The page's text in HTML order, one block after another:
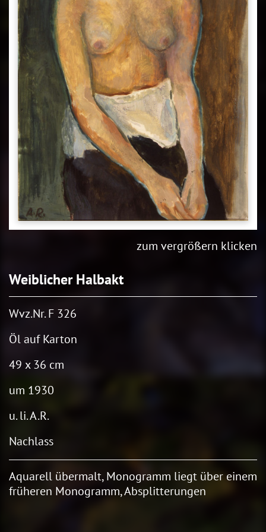
zum vergrößern klicken
Weiblicher Halbakt
Wvz.Nr. F 326
Öl auf Karton
49 x 36 cm
um 1930
u. li. A.R.
Nachlass
Aquarell übermalt, Monogramm liegt über einem
früheren Monogramm, Absplitterungen